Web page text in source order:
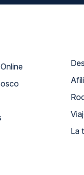
Atendimento Online